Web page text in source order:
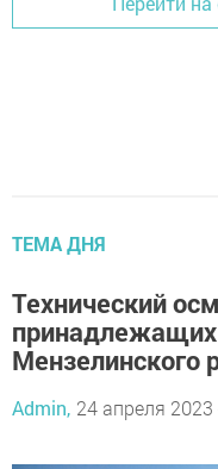
ТЕМА ДНЯ
Технический
Мензелинского
Admin, 24 апреля 2023